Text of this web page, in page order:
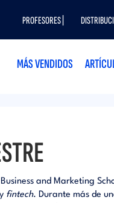
PROFESORES |
MÁS VENDIDOS
and Marketing
fintech. Durante más de